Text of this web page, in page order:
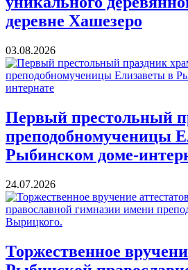
деревне Хашезеро
03.08.2026
Первый престольный
преподобномученицы
Рыбинском доме-
24.07.2026
Торжественное